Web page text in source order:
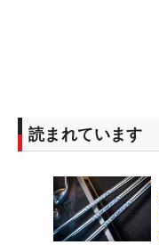
読まれています